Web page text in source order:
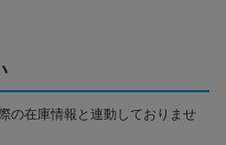
の在庫情報と連動しておりませ